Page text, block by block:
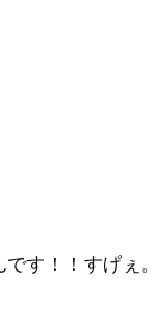
す！！すげぇ。